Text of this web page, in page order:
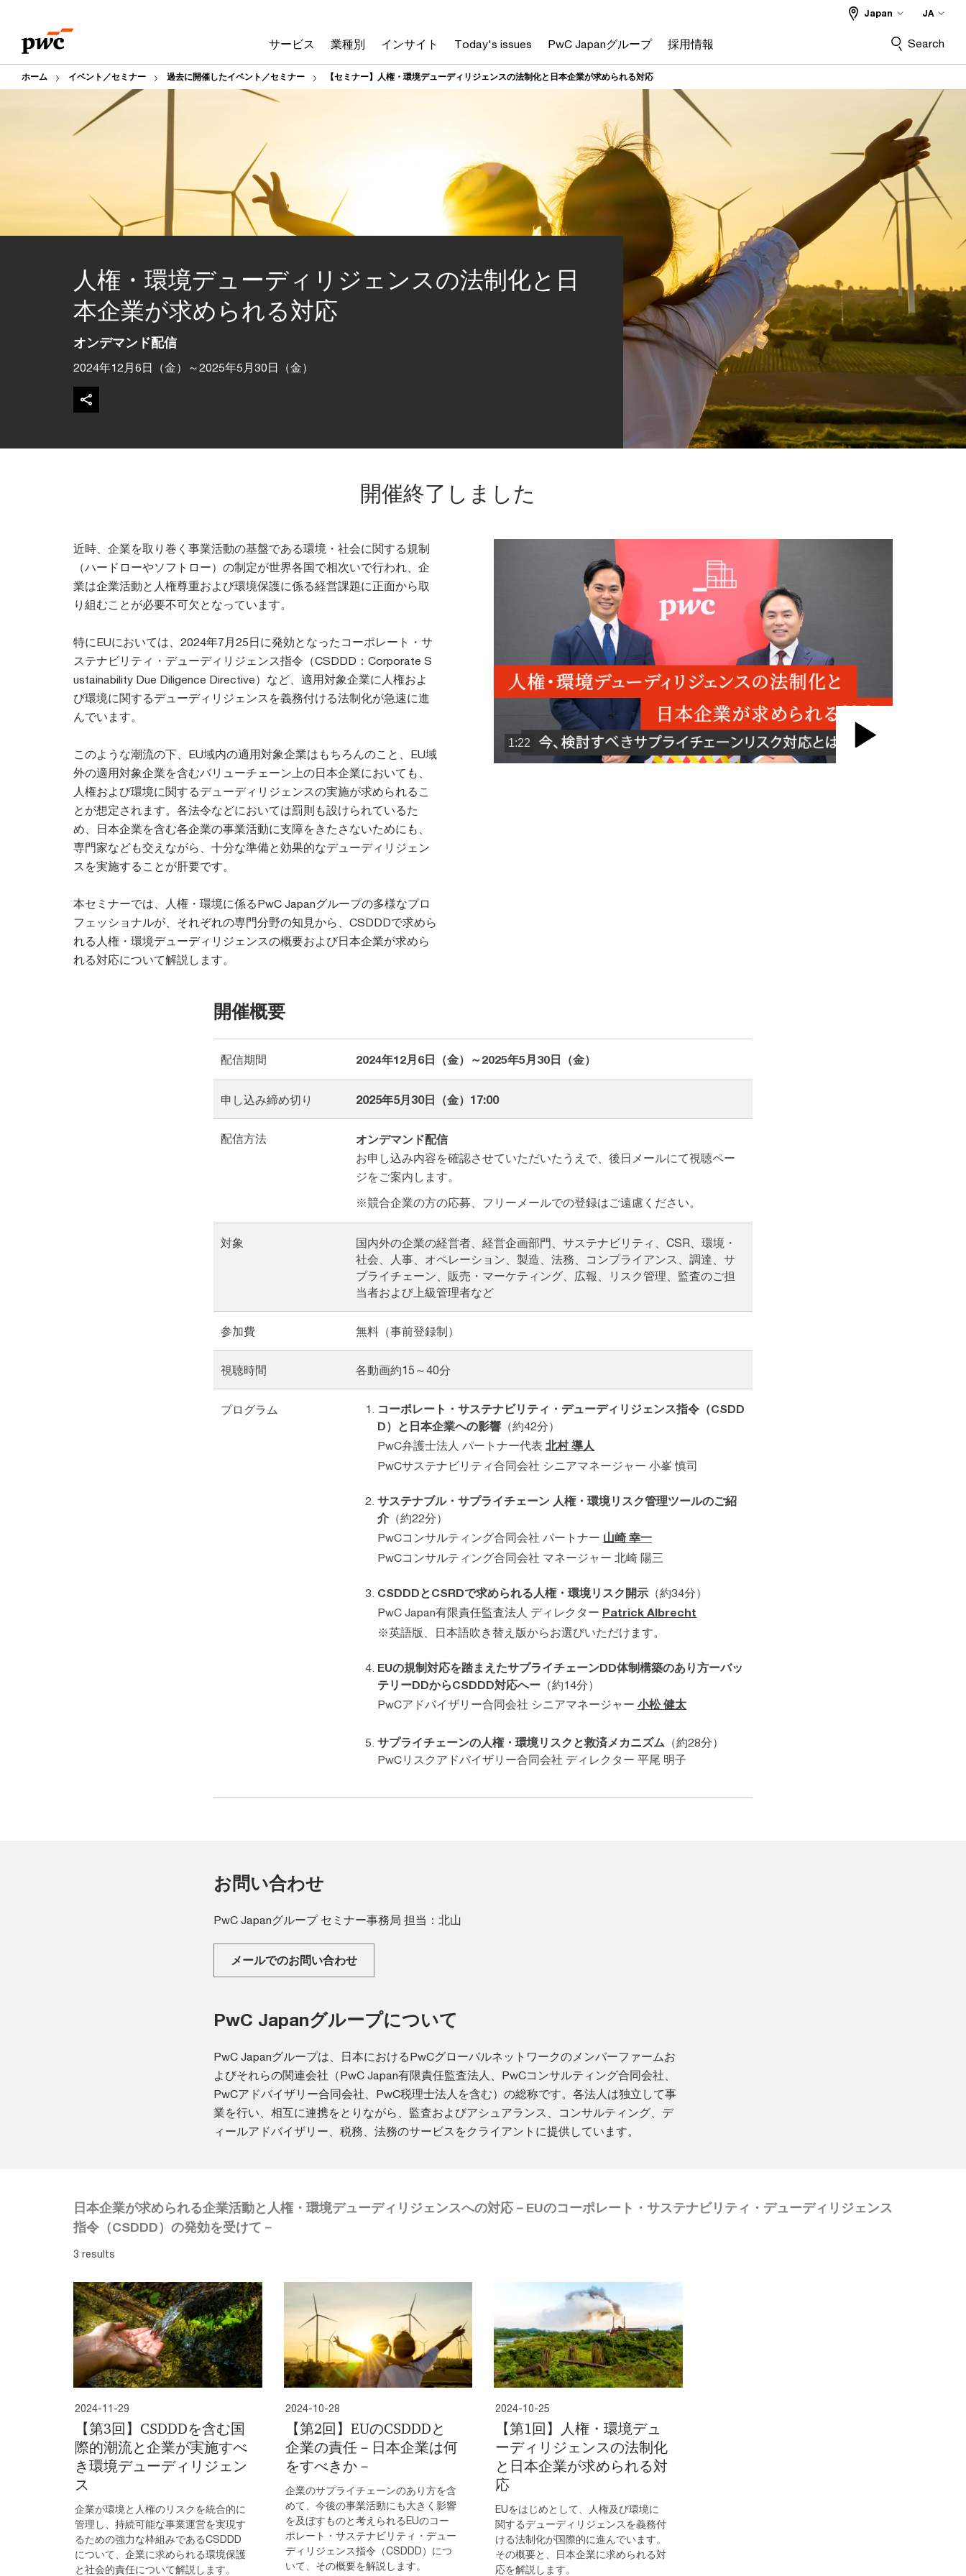
content
footer
サービス 業種別 インサイト Today's issues PwC Japanグループ 採用情報
Japan JA
Search
ホーム イベント／セミナー 過去に開催したイベント／セミナー 【セミナー】人権・環境デューディリジェンスの法制化と日本企業が求められる対応
人権・環境デューディリジェンスの法制化と日
本企業が求められる対応
オンデマンド配信
2024年12月6日（金）～2025年5月30日（金）
開催終了しました
近時、企業を取り巻く事業活動の基盤である環境・社会に関する規制
（ハードローやソフトロー）の制定が世界各国で相次いで行われ、企
業は企業活動と人権尊重および環境保護に係る経営課題に正面から取
り組むことが必要不可欠となっています。
特にEUにおいては、2024年7月25日に発効となったコーポレート・サ
ステナビリティ・デューディリジェンス指令（CSDDD：Corporate S
ustainability Due Diligence Directive）など、適用対象企業に人権およ
び環境に関するデューディリジェンスを義務付ける法制化が急速に進
んでいます。
このような潮流の下、EU域内の適用対象企業はもちろんのこと、EU域
外の適用対象企業を含むバリューチェーン上の日本企業においても、
人権および環境に関するデューディリジェンスの実施が求められるこ
とが想定されます。各法令などにおいては罰則も設けられているた
め、日本企業を含む各企業の事業活動に支障をきたさないためにも、
専門家なども交えながら、十分な準備と効果的なデューディリジェン
スを実施することが肝要です。
本セミナーでは、人権・環境に係るPwC Japanグループの多様なプロ
フェッショナルが、それぞれの専門分野の知見から、CSDDDで求めら
れる人権・環境デューディリジェンスの概要および日本企業が求めら
れる対応について解説します。
1:22
開催概要
配信期間 2024年12月6日（金）～2025年5月30日（金）
申し込み締め切り 2025年5月30日（金）17:00
配信方法
オンデマンド配信
お申し込み内容を確認させていただいたうえで、後日メールにて視聴ペー
ジをご案内します。
※競合企業の方の応募、フリーメールでの登録はご遠慮ください。
対象
国内外の企業の経営者、経営企画部門、サステナビリティ、CSR、環境・
社会、人事、オペレーション、製造、法務、コンプライアンス、調達、サ
プライチェーン、販売・マーケティング、広報、リスク管理、監査のご担
当者および上級管理者など
参加費 無料（事前登録制）
視聴時間 各動画約15～40分
プログラム
コーポレート・サステナビリティ・デューディリジェンス指令（CSDD
D）と日本企業への影響 （約42分）
PwC弁護士法人 パートナー代表 北村 導人
PwCサステナビリティ合同会社 シニアマネージャー 小峯 慎司
サステナブル・サプライチェーン 人権・環境リスク管理ツールのご紹
介 （約22分）
PwCコンサルティング合同会社 パートナー 山崎 幸一
PwCコンサルティング合同会社 マネージャー 北崎 陽三
CSDDDとCSRDで求められる人権・環境リスク開示 （約34分）
PwC Japan有限責任監査法人 ディレクター Patrick Albrecht
※英語版、日本語吹き替え版からお選びいただけます。
EUの規制対応を踏まえたサプライチェーンDD体制構築のあり方ーバッ
テリーDDからCSDDD対応へー （約14分）
PwCアドバイザリー合同会社 シニアマネージャー 小松 健太
サプライチェーンの人権・環境リスクと救済メカニズム （約28分）
PwCリスクアドバイザリー合同会社 ディレクター 平尾 明子
お問い合わせ
PwC Japanグループ セミナー事務局 担当：北山
メールでのお問い合わせ
PwC Japanグループについて
PwC Japanグループは、日本におけるPwCグローバルネットワークのメンバーファームお
よびそれらの関連会社（PwC Japan有限責任監査法人、PwCコンサルティング合同会社、
PwCアドバイザリー合同会社、PwC税理士法人を含む）の総称です。各法人は独立して事
業を行い、相互に連携をとりながら、監査およびアシュアランス、コンサルティング、デ
ィールアドバイザリー、税務、法務のサービスをクライアントに提供しています。
日本企業が求められる企業活動と人権・環境デューディリジェンスへの対応－EUのコーポレート・サステナビリティ・デューディリジェンス
指令（CSDDD）の発効を受けて－
3 results
2024-11-29
【第3回】CSDDDを含む国
際的潮流と企業が実施すべ
き環境デューディリジェン
ス
企業が環境と人権のリスクを統合的に
管理し、持続可能な事業運営を実現す
るための強力な枠組みであるCSDDD
について、企業に求められる環境保護
と社会的責任について解説します。
2024-10-28
【第2回】EUのCSDDDと
企業の責任－日本企業は何
をすべきか－
企業のサプライチェーンのあり方を含
めて、今後の事業活動にも大きく影響
を及ぼすものと考えられるEUのコー
ポレート・サステナビリティ・デュー
ディリジェンス指令（CSDDD）につ
いて、その概要を解説します。
2024-10-25
【第1回】人権・環境デュ
ーディリジェンスの法制化
と日本企業が求められる対
応
EUをはじめとして、人権及び環境に
関するデューディリジェンスを義務付
ける法制化が国際的に進んでいます。
その概要と、日本企業に求められる対
応を解説します。